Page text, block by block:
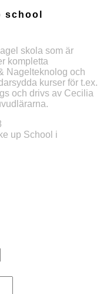
school
skola som är
kompletta
Nagelteknolog och
kurser för t.ex.
och drivs av Cecilia
up School i